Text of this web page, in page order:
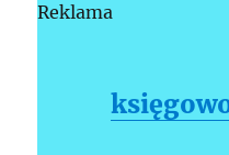
Reklama